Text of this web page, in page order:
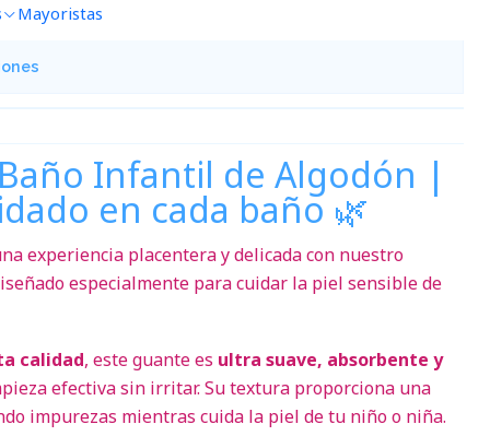
Mayoristas
Infantil de Algodón |
en cada baño 🌿
experiencia placentera y delicada con nuestro
especialmente para cuidar la piel sensible de
calidad, este guante es ultra suave, absorbente y
efectiva sin irritar. Su textura proporciona una
impurezas mientras cuida la piel de tu niño o niña.